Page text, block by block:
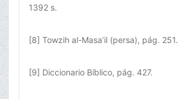
1392 s.
[8] Towzih al-Masa’il (persa), pág. 251.
[9] Diccionario Bíblico, pág. 427.